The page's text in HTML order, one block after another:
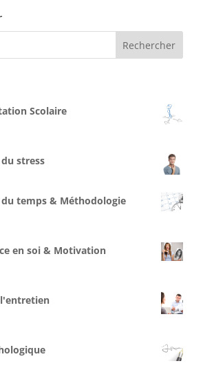
Scolaire
stress
du temps & Méthodologie
en soi & Motivation